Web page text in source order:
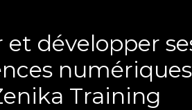
et développer
numériques
Training